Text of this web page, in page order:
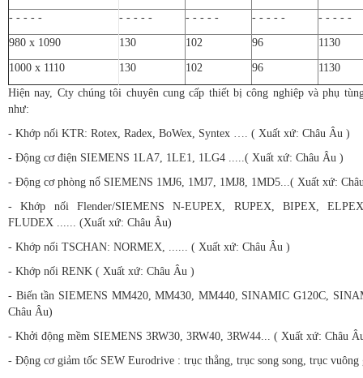
- - - - - - - - - - - - - - - - - - - - - - - - -
980 x 1090 130 102 96 1130
1000 x 1110 130 102 96 1130
Hiện nay, Cty chúng tôi chuyên cung cấp thiết bị công nghiệp và phụ
như:
- Khớp nối KTR: Rotex, Radex, BoWex, Syntex …. ( Xuất xứ: Châu Âu )
- Động cơ điện SIEMENS 1LA7, 1LE1, 1LG4 .....( Xuất xứ: Châu Âu )
- Động cơ phòng nổ SIEMENS 1MJ6, 1MJ7, 1MJ8, 1MD5...( Xuất xứ:
- Khớp nối Flender/SIEMENS N-EUPEX, RUPEX, BIPEX,
FLUDEX ...... (Xuất xứ: Châu Âu)
- Khớp nối TSCHAN: NORMEX, ...... ( Xuất xứ: Châu Âu )
- Khớp nối RENK ( Xuất xứ: Châu Âu )
- Biến tần SIEMENS MM420, MM430, MM440, SINAMIC G120C,
Châu Âu)
- Khởi động mềm SIEMENS 3RW30, 3RW40, 3RW44... ( Xuất xứ: Châu
- Động cơ giảm tốc SEW Eurodrive : trục thẳng, trục song song, trục vuông